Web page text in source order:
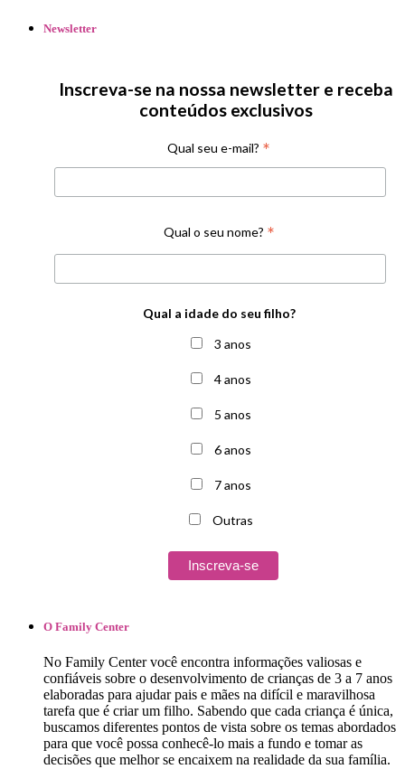
Newsletter
Inscreva-se na nossa newsletter e receba
conteúdos exclusivos
Qual seu e-mail? *
Qual o seu nome? *
Qual a idade do seu filho?
3 anos
4 anos
5 anos
6 anos
7 anos
Outras
O Family Center
No ​​​​Family Center ​você encontra informações valiosas e
confiáveis sobre o desenvolvimento de crianças de 3 a 7 anos
elaboradas para ajudar pais e mães na difícil e maravilhosa
tarefa que é criar um filho.​ ​Sabe​ndo ​que cada criança ​é única,
buscamos diferentes pontos de vista sobre ​os temas abordados
para que você possa conhecê-lo mais a fundo e tomar as
decisões que melhor se encaixem ​na realidade da sua família.